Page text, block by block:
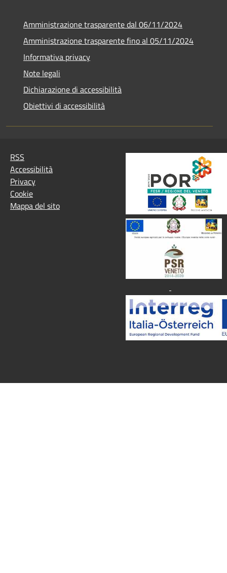
Amministrazione trasparente dal 06/11/2024
Amministrazione trasparente fino al 05/11/2024
Informativa privacy
Note legali
Dichiarazione di accessibilità
Obiettivi di accessibilità
RSS
Accessibilità
Privacy
Cookie
Mappa del sito